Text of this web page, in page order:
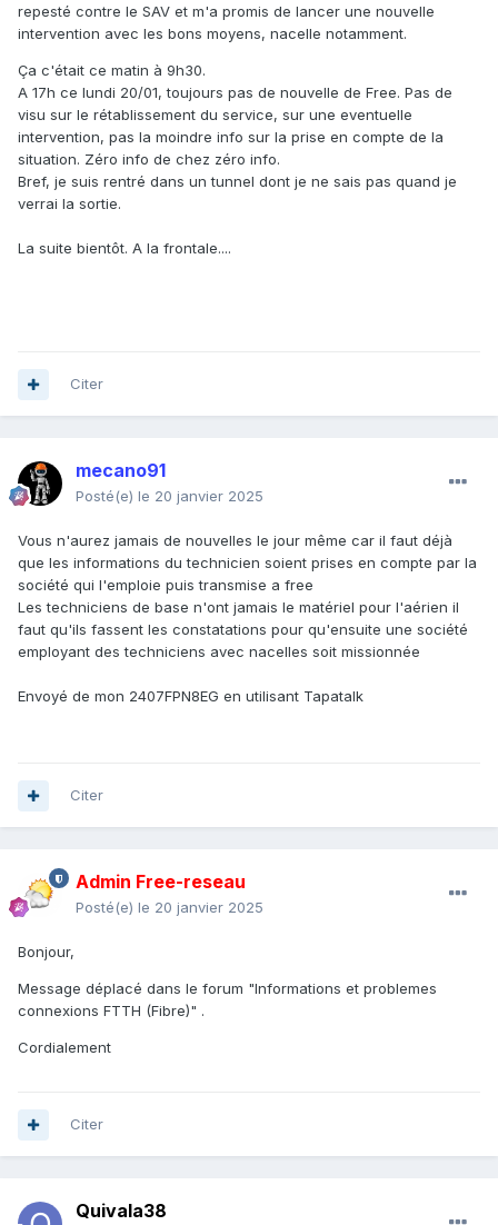
repesté contre le SAV et m'a promis de lancer une nouvelle
intervention avec les bons moyens, nacelle notamment.
Ça c'était ce matin à 9h30.
A 17h ce lundi 20/01, toujours pas de nouvelle de Free. Pas de
visu sur le rétablissement du service, sur une eventuelle
intervention, pas la moindre info sur la prise en compte de la
situation. Zéro info de chez zéro info.
Bref, je suis rentré dans un tunnel dont je ne sais pas quand je
verrai la sortie.
La suite bientôt. A la frontale....
Citer
mecano91
Posté(e) le 20 janvier 2025
Vous n'aurez jamais de nouvelles le jour même car il faut déjà
que les informations du technicien soient prises en compte par la
société qui l'emploie puis transmise a free
Les techniciens de base n'ont jamais le matériel pour l'aérien il
faut qu'ils fassent les constatations pour qu'ensuite une société
employant des techniciens avec nacelles soit missionnée
Envoyé de mon 2407FPN8EG en utilisant Tapatalk
Citer
Admin Free-reseau
Posté(e) le 20 janvier 2025
Bonjour,
Message déplacé dans le forum "Informations et problemes
connexions FTTH (Fibre)" .
Cordialement
Citer
Quivala38